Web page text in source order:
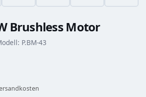
Brushless Motor
P.BM-43